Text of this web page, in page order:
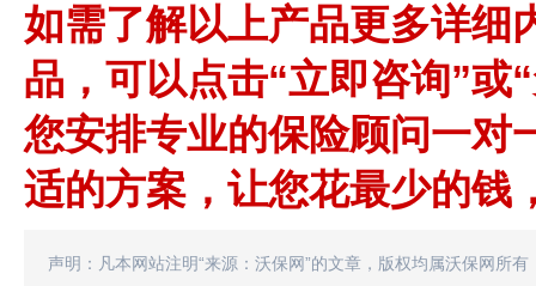
如需了解以上产品更多详细
品，可以点击“立即咨询”或
您安排专业的保险顾问一对
适的方案，让您花最少的钱
声明：凡本网站注明“来源：沃保网”的文章，版权均属沃保网所